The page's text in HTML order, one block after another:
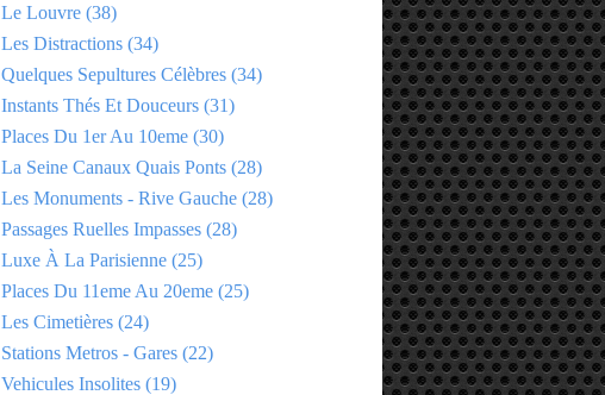
Le Louvre (38)
Les Distractions (34)
Quelques Sepultures Célèbres (34)
Instants Thés Et Douceurs (31)
Places Du 1er Au 10eme (30)
La Seine Canaux Quais Ponts (28)
Les Monuments - Rive Gauche (28)
Passages Ruelles Impasses (28)
Luxe À La Parisienne (25)
Places Du 11eme Au 20eme (25)
Les Cimetières (24)
Stations Metros - Gares (22)
Vehicules Insolites (19)